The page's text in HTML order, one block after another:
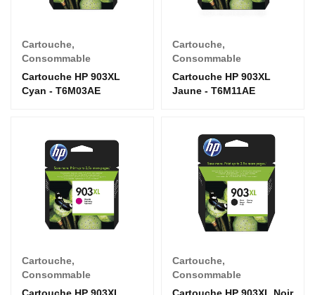
Cartouche,
Consommable
Cartouche HP 903XL
Cyan - T6M03AE
Cartouche,
Consommable
Cartouche HP 903XL
Jaune - T6M11AE
Cartouche,
Consommable
Cartouche,
Consommable